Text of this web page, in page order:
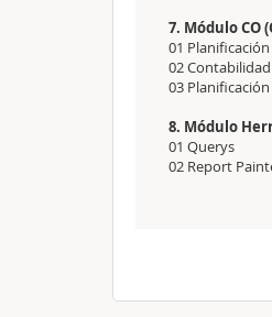
7. Módulo CO
01
02
03
8. Módulo
01 Querys
02 Report